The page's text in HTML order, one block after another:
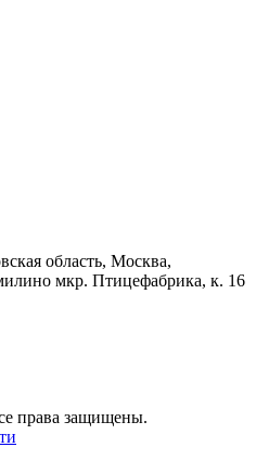
область, Москва,
мкр. Птицефабрика, к. 16
права защищены.